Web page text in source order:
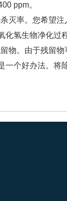
ppm。
灭率。您希望注
化氢生物净化过
物。由于残留物
一个好办法。将